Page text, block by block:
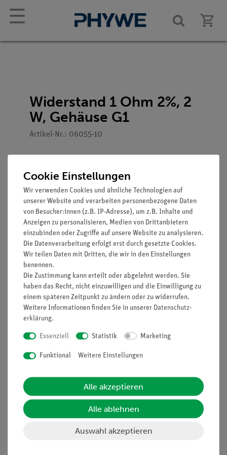
☰
Widerstand 1 Ohm 2%, 2
W, Gehäuse G1
Artikel-Nr.: 06055-10
Funktion und Verwendung
Elektrisches Bauteil für einführende Versuche.
Ausstattung und technische
Daten
In Kunststoffgehäuse (mm) 37 x 18 x 22.
Mit 4-mm-Steckern in 19 mm Abstand.
Widerstand: 1 Ohm.
Cookie Einstellungen
Wir verwenden Cookies und ähnliche Technologien auf
unserer Website und verarbeiten personenbezogene Daten
von Besucher:innen (z.B. IP-Adresse), um z.B. Inhalte und
Anzeigen zu personalisieren, Medien von Drittanbietern
einzubinden oder Zugriffe auf unsere Website zu analysieren.
Die Datenverarbeitung erfolgt erst durch gesetzte Cookies.
Wir teilen Daten mit Dritten, die wir in den Einstellungen
benennen.
Die Zustimmung kann erteilt oder abgelehnt werden. Sie
haben das Recht, nicht einzuwilligen und die Einwilligung zu
einem späteren Zeitpunkt zu ändern oder zu widerrufen.
Weitere Informationen finden Sie in unserer Daten­schutz­
erklärung.
Essenziell Statistik Marketing
Funktional Weitere Einstellungen
Alle akzeptieren
Alle ablehnen
Auswahl akzeptieren